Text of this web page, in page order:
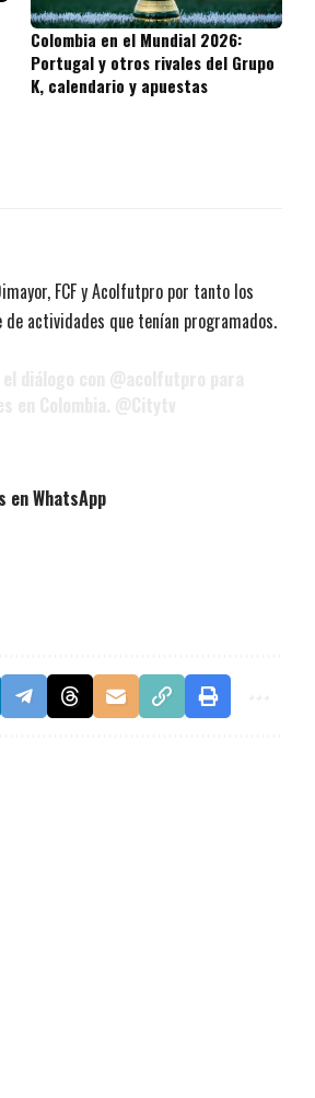
Colombia en el Mundial 2026:
Portugal y otros rivales del Grupo
K, calendario y apuestas
FCF y Acolfutpro por tanto los
actividades que tenían programados.
en WhatsApp